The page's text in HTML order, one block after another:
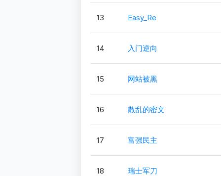
13 Easy_Re
14 入门逆向
15 网站被黑
16 散乱的密文
17 富强民主
18 瑞士军刀